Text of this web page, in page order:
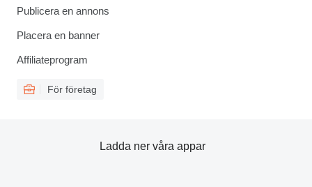
Publicera en annons
Placera en banner
Affiliateprogram
För företag
Ladda ner våra appar